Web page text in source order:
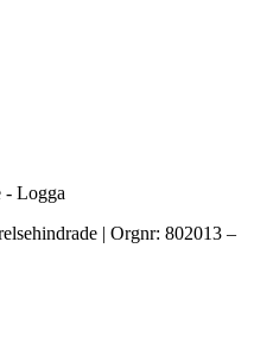
| Orgnr: 802013 –